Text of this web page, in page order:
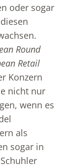
oder sogar
Round
Retail
Konzern
nicht nur
wenn es
als
sogar in